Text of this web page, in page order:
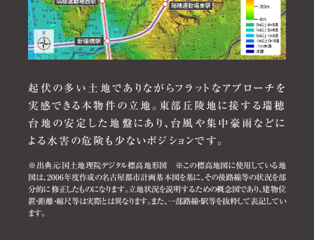
起伏の多い土地でありながらフラットなアプローチを
実感できる本物件の立地。東部丘陵地に接する瑞穂
台地の安定した地盤にあり、台風や集中豪雨などに
よる水害の危険も少ないポジションです。
※出典元：国土地理院デジタル標高地形図 ※この標高地図に使用している地
図は、2006年度作成の名古屋都市計画基本図を基に、その後路線等の状況を部
分的に修正したものになります。立地状況を説明するための概念図であり、建物位
置・距離・縮尺等は実際とは異なります。また、一部路線・駅等を抜粋して表記してい
ます。